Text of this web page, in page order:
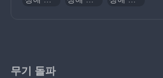
무기 돌파